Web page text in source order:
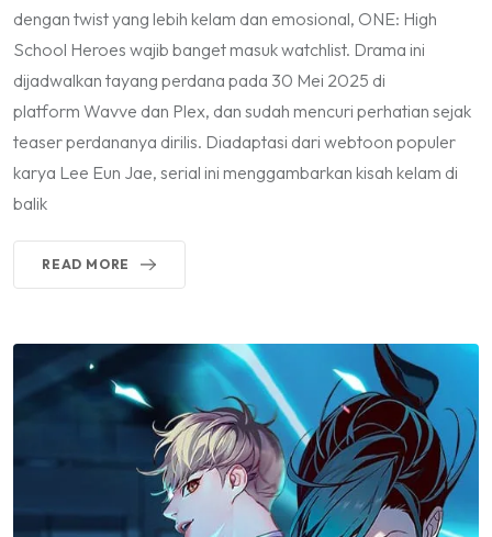
dengan twist yang lebih kelam dan emosional, ONE: High
School Heroes wajib banget masuk watchlist. Drama ini
dijadwalkan tayang perdana pada 30 Mei 2025 di
platform Wavve dan Plex, dan sudah mencuri perhatian sejak
teaser perdananya dirilis. Diadaptasi dari webtoon populer
karya Lee Eun Jae, serial ini menggambarkan kisah kelam di
balik
READ MORE